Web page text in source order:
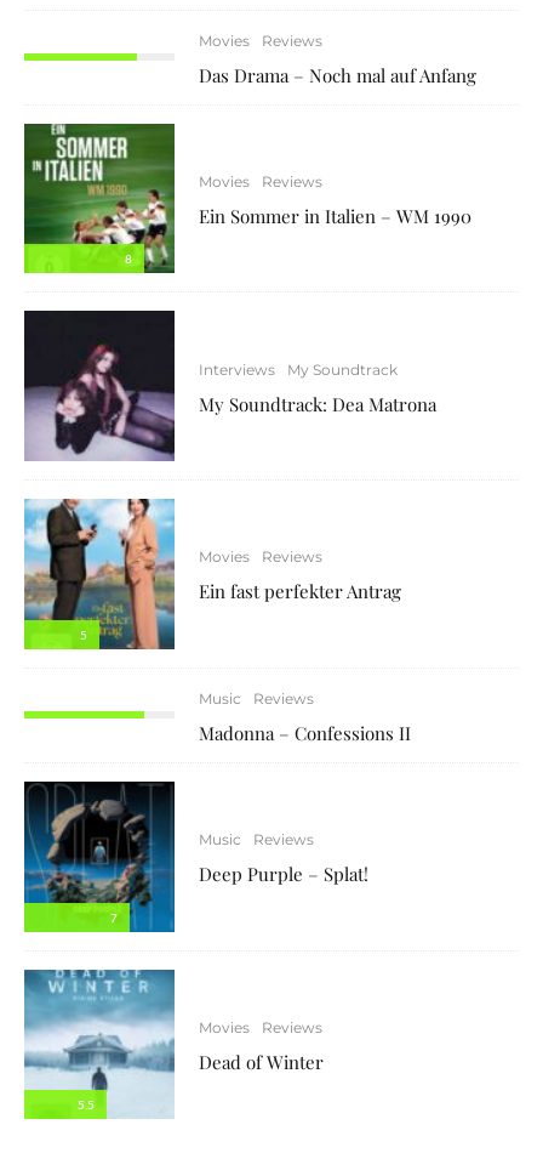
Movies Reviews
Das Drama – Noch mal auf Anfang
8
Movies Reviews
Ein Sommer in Italien – WM 1990
Interviews My Soundtrack
My Soundtrack: Dea Matrona
5
Movies Reviews
Ein fast perfekter Antrag
Music Reviews
Madonna – Confessions II
7
Music Reviews
Deep Purple – Splat!
5.5
Movies Reviews
Dead of Winter